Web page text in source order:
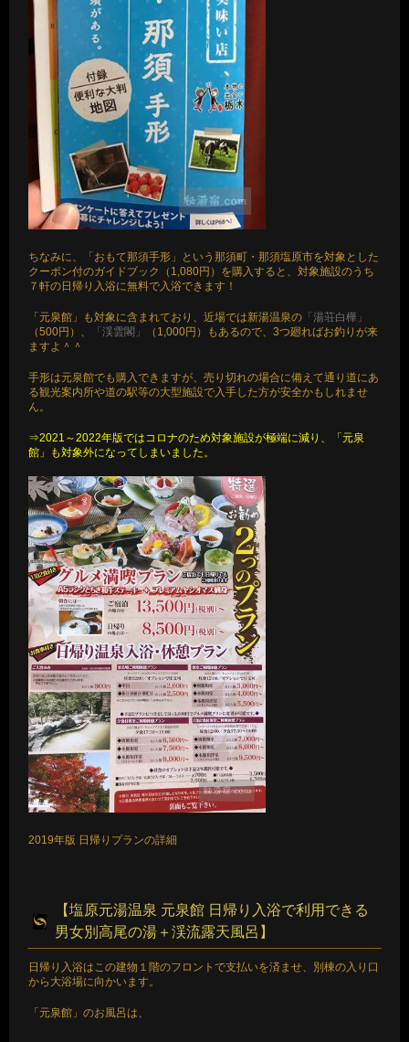
ちなみに、「おもて那須手形」という那須町・那須塩原市を対象とした
クーポン付のガイドブック（1,080円）を購入すると、対象施設のうち
７軒の日帰り入浴に無料で入浴できます！
「元泉館」も対象に含まれており、近場では新湯温泉の 「湯荘白樺」
（500円）、
「渓雲閣」
（1,000円）もあるので、3つ廻ればお釣りが来
ますよ＾＾
手形は元泉館でも購入できますが、売り切れの場合に備えて通り道にあ
る観光案内所や道の駅等の大型施設で入手した方が安全かもしれませ
ん。
⇒2021～2022年版ではコロナのため対象施設が極端に減り、「元泉
館」も対象外になってしまいました。
2019年版 日帰りプランの詳細
【塩原元湯温泉 元泉館 日帰り入浴で利用できる
男女別高尾の湯＋渓流露天風呂】
日帰り入浴はこの建物１階のフロントで支払いを済ませ、別棟の入り口
から大浴場に向かいます。
「元泉館」のお風呂は、